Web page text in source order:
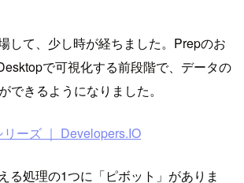
して、少し時が経ちました。Prepのお
で可視化する前段階で、データの
できるようになりました。
ーズ ｜ Developers.IO
る処理の1つに「ピボット」がありま